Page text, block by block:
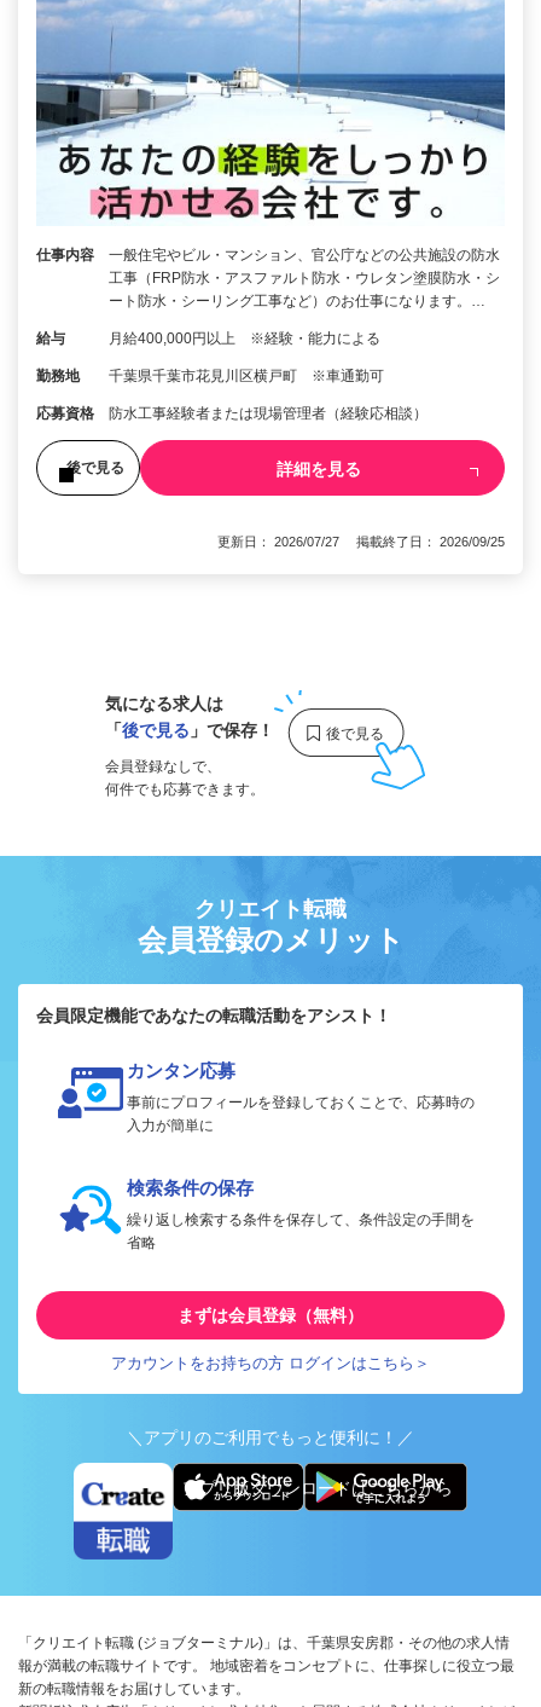
仕事内容
一般住宅やビル・マンション、官公庁などの公共施設の防水
工事（FRP防水・アスファルト防水・ウレタン塗膜防水・シ
ート防水・シーリング工事など）のお仕事になります。…
給与 月給400,000円以上 ※経験・能力による
勤務地 千葉県千葉市花見川区横戸町 ※車通勤可
応募資格 防水工事経験者または現場管理者（経験応相談）
後で見る 詳細を見る
更新日： 2026/07/27 掲載終了日： 2026/09/25
気になる求人は
「後で見る 」で保存！
会員登録なしで、
何件でも応募できます。
クリエイト転職
会員登録のメリット
会員限定機能であなたの転職活動をアシスト！
カンタン応募
事前にプロフィールを登録しておくことで、応募時の
入力が簡単に
検索条件の保存
繰り返し検索する条件を保存して、条件設定の手間を
省略
まずは会員登録（無料）
アカウントをお持ちの方 ログインはこちら＞
＼アプリのご利用でもっと便利に！／
アプリ版ダウンロードはこちらから
「クリエイト転職 (ジョブターミナル)」は、千葉県安房郡・その他の求人情
報が満載の転職サイトです。 地域密着をコンセプトに、仕事探しに役立つ最
新の転職情報をお届けしています。